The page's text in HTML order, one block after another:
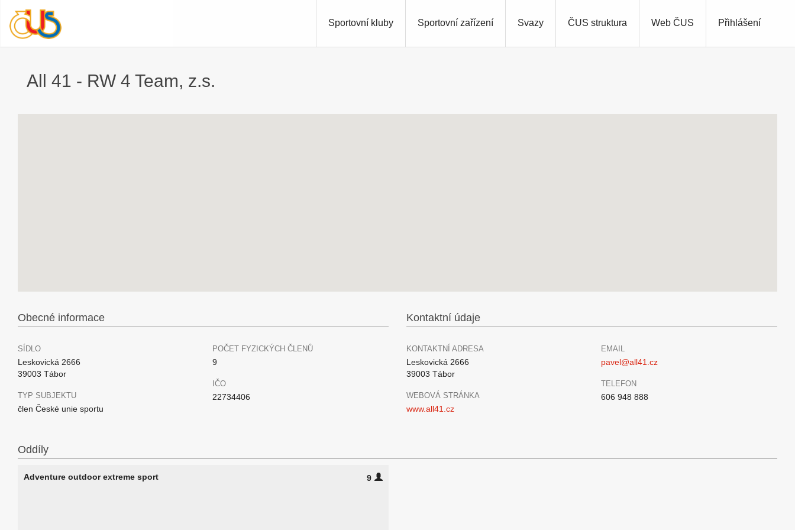
Přihlášení
Sportovní kluby Sportovní zařízení Svazy ČUS struktura Web ČUS
All 41 - RW 4 Team, z.s.
Obecné informace
SÍDLO
Leskovická 2666
39003 Tábor
TYP SUBJEKTU
člen České unie sportu
POČET FYZICKÝCH ČLENŮ
9
IČO
22734406
Kontaktní údaje
KONTAKTNÍ ADRESA
Leskovická 2666
39003 Tábor
WEBOVÁ STRÁNKA
www.all41.cz
EMAIL
pavel@all41.cz
TELEFON
606 948 888
Oddíly
Adventure outdoor extreme sport 9